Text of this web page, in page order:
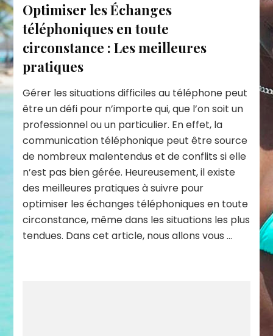
Optimiser les Échanges
téléphoniques en toute
circonstance : Les meilleures
pratiques
Gérer les situations difficiles au téléphone peut
être un défi pour n’importe qui, que l’on soit un
professionnel ou un particulier. En effet, la
communication téléphonique peut être source
de nombreux malentendus et de conflits si elle
n’est pas bien gérée. Heureusement, il existe
des meilleures pratiques à suivre pour
optimiser les échanges téléphoniques en toute
circonstance, même dans les situations les plus
tendues. Dans cet article, nous allons vous …